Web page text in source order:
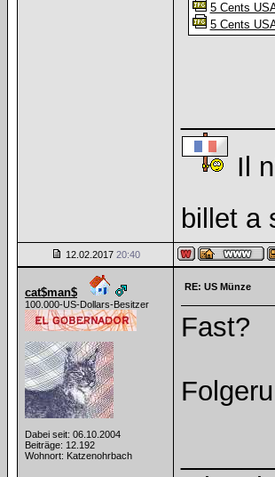
5 Cents
5 Cents
Il
billet a
12.02.2017 20:40
cat$man$
100.000-US-Dollars-Besitzer
Dabei seit: 06.10.2004
Beiträge: 12.192
Wohnort: Katzenohrbach
RE: US Münze
Fast?